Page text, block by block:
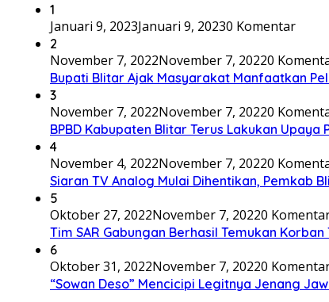
1
Januari 9, 2023Januari 9, 20230 Komentar
2
November 7, 2022November 7, 20220
Bupati Blitar Ajak Masyarakat Manfaatkan
3
November 7, 2022November 7, 20220
BPBD Kabupaten Blitar Terus Lakukan
4
November 4, 2022November 7, 20220
Siaran TV Analog Mulai Dihentikan, Pemkab
5
Oktober 27, 2022November 7, 20220
Tim SAR Gabungan Berhasil Temukan
6
Oktober 31, 2022November 7, 20220
“Sowan Deso” Mencicipi Legitnya Jenang